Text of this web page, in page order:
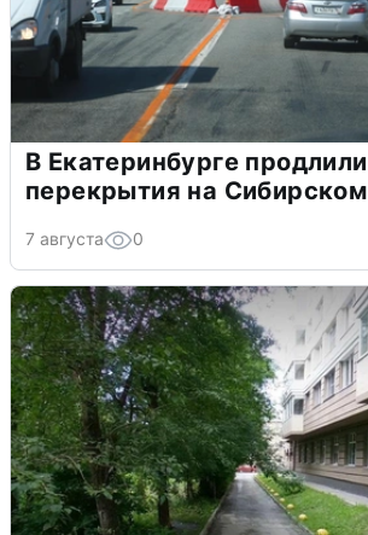
В Екатеринбурге продлили
перекрытия на
7 августа 0